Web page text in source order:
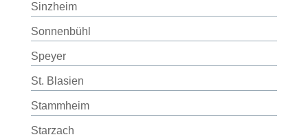
Sinzheim
Sonnenbühl
Speyer
St. Blasien
Stammheim
Starzach